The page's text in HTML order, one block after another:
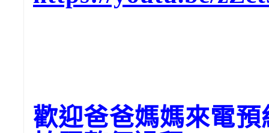
歡迎爸爸媽媽來電